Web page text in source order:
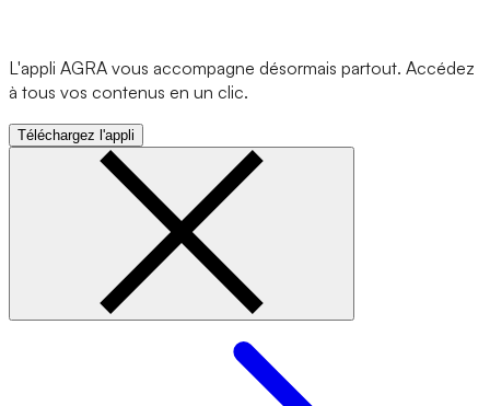
L'appli AGRA vous accompagne désormais partout. Accédez
à tous vos contenus en un clic.
Téléchargez l'appli